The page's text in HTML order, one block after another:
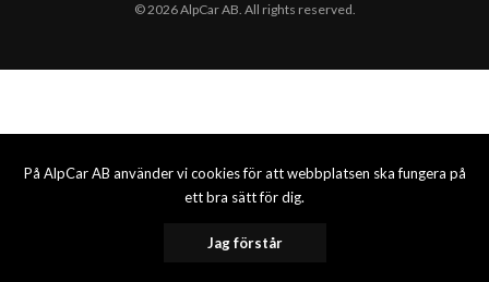
På AlpCar AB använder vi cookies för att webbplatsen ska fungera på
ett bra sätt för dig.
Jag förstår
© 2026 AlpCar AB. All rights reserved.